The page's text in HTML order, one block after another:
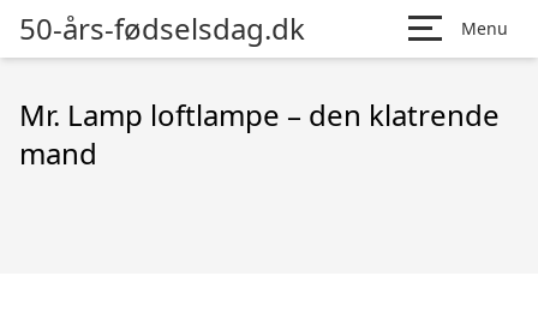
50-års-fødselsdag.dk Menu
Mr. Lamp loftlampe – den klatrende
mand